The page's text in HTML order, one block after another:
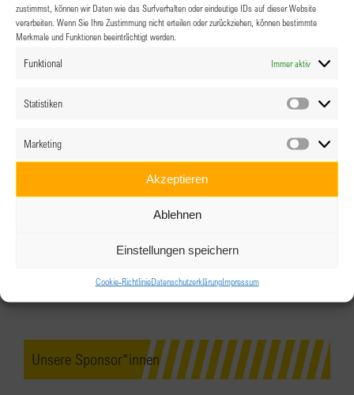
zustimmst, können wir Daten wie das Surfverhalten oder eindeutige IDs auf dieser Website
verarbeiten. Wenn Sie Ihre Zustimmung nicht erteilen oder zurückziehen, können bestimmte
Merkmale und Funktionen beeinträchtigt werden.
Funktional Immer aktiv
Statistiken
Marketing
Akzeptieren
Ablehnen
Einstellungen speichern
Cookie-RichtlinieDatenschutzerklärungImpressum
Unsere Sponsor*innen